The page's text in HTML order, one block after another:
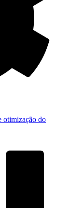
otimização do